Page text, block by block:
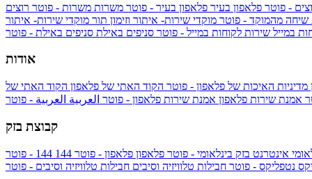
- פוטר פלאפון בעיר פלאפון בעיר - פוטר משרות משרות - פוטר רוצים
שיחה מהמוקד - פוטר מוקדי שירות- איתור וזימון תור מוקדי שירות- איתור
במייל שירות לקוחות במייל - פוטר סניפים באילת סניפים באילת - פוטר
אודות
מדיניות האיכות של פלאפון - פוטר הקוד האתי של פלאפון הקוד האתי של
אמנת שירות פלאפון אמנת שירות פלאפון - פוטר العربية العربية - פוטר
קבוצת בזק
אינטרנט בזק בינלאומי - פוטר פלאפון פלאפון - פוטר 144
נטפליקס - פוטר חבילות טלוויזיה וסיבים חבילות טלוויזיה וסיבים - פוטר